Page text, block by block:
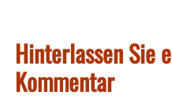
Hinterlassen Sie
Kommentar